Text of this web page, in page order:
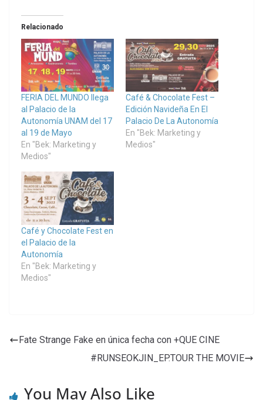
Relacionado
FERIA DEL MUNDO llega
al Palacio de la
Autonomía UNAM del 17
al 19 de Mayo
En "Bek: Marketing y
Medios"
Café & Chocolate Fest –
Edición Navideña En El
Palacio De La Autonomía
En "Bek: Marketing y
Medios"
Café y Chocolate Fest en
el Palacio de la
Autonomía
En "Bek: Marketing y
Medios"
Fate Strange Fake en única fecha con +QUE CINE
#RUNSEOKJIN_EP.TOUR THE MOVIE
You May Also Like